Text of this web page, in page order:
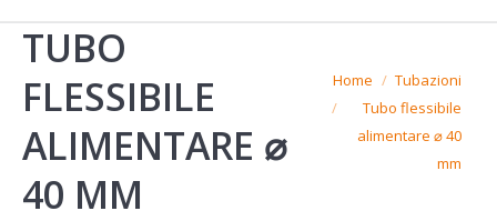
TUBO
FLESSIBILE
ALIMENTARE ⌀
40 MM
You are here:
Home
Tubazioni
Tubo flessibile
alimentare ⌀ 40
mm